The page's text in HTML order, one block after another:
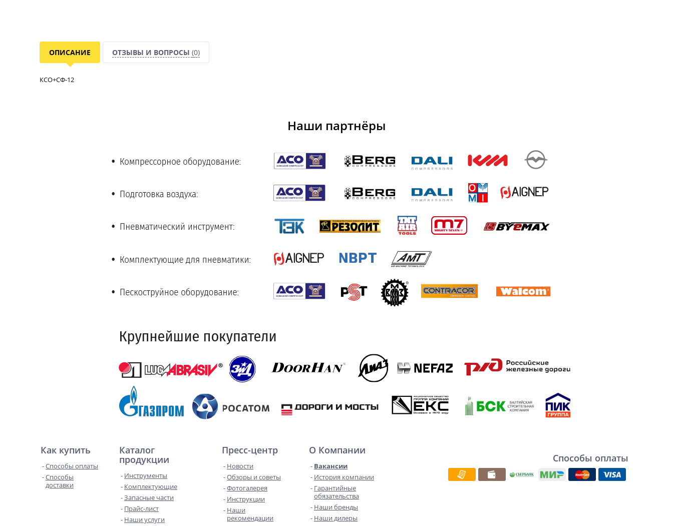
ОПИСАНИЕ ОТЗЫВЫ И ВОПРОСЫ (0)
КСО+СФ-12
Наши партнёры
Как купить
Способы оплаты
Способы
доставки
Каталог
продукции
Инструменты
Комплектующие
Запасные части
Прайс-лист
Наши услуги
Пресс-центр
Новости
Обзоры и советы
Фотогалерея
Инструкции
Наши
рекомендации
О Компании
Вакансии
История компании
Гарантийные
обязательства
Наши бренды
Наши дилеры
Способы оплаты